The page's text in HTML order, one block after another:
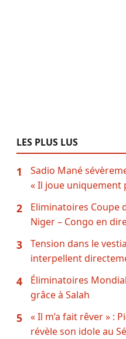
LES PLUS LUS
1
Sadio Mané
« Il joue uniquement
2
Eliminatoires Coupe
Niger – Congo en
3
Tension dans le
interpellent
4
Éliminatoires
grâce à Salah
5
« Il m’a fait rêver » :
révèle son idole au